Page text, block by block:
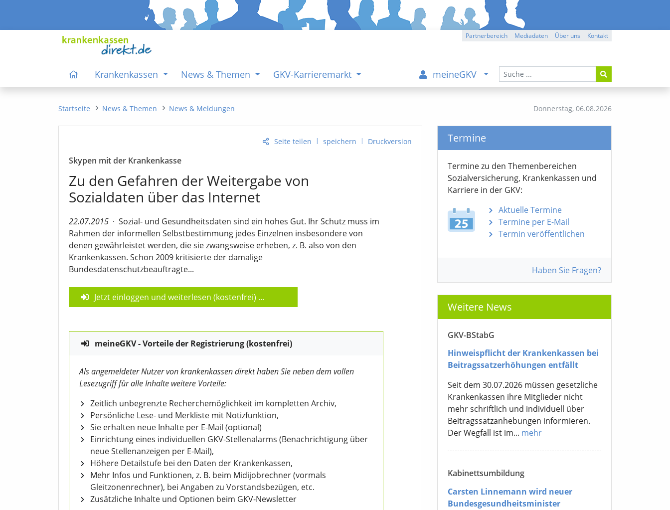
Partnerbereich Mediadaten Über uns Kontakt
Krankenkassen News & Themen GKV-Karrieremarkt meineGKV
Donnerstag, 06.08.2026
Startseite News & Themen News & Meldungen
Seite teilen | speichern | Druckversion
Skypen mit der Krankenkasse
Zu den Gefahren der Weitergabe von
Sozialdaten über das Internet
22.07.2015 · Sozial- und Gesundheitsdaten sind ein hohes Gut. Ihr Schutz muss im
Rahmen der informellen Selbstbestimmung jedes Einzelnen insbesondere von
denen gewährleistet werden, die sie zwangsweise erheben, z. B. also von den
Krankenkassen. Schon 2009 kritisierte der damalige
Bundesdatenschutzbeauftragte...
Jetzt einloggen und weiterlesen (kostenfrei) ...
meineGKV - Vorteile der Registrierung (kostenfrei)
Als angemeldeter Nutzer von krankenkassen direkt haben Sie neben dem vollen
Lesezugriff für alle Inhalte weitere Vorteile:
Zeitlich unbegrenzte Recherchemöglichkeit im kompletten Archiv,
Persönliche Lese- und Merkliste mit Notizfunktion,
Sie erhalten neue Inhalte per E-Mail (optional)
Einrichtung eines individuellen GKV-Stellenalarms (Benachrichtigung über
neue Stellenanzeigen per E-Mail),
Höhere Detailstufe bei den Daten der Krankenkassen,
Mehr Infos und Funktionen, z. B. beim Midijobrechner (vormals
Gleitzonenrechner), bei Angaben zu Vorstandsbezügen, etc.
Zusätzliche Inhalte und Optionen beim GKV-Newsletter
Termine
Termine zu den Themen­bereichen
Sozialver­sicherung, Krankenkassen und
Karriere in der GKV:
Aktuelle Termine
Termine per E-Mail
Termin veröffentlichen
Haben Sie Fragen?
Weitere News
GKV-BStabG
Hinweispflicht der Krankenkassen bei
Beitragssatzerhöhungen entfällt
Seit dem 30.07.2026 müssen gesetzliche
Krankenkassen ihre Mitglieder nicht
mehr schriftlich und individuell über
Beitragssatzanhebungen informieren.
Der Wegfall ist im... mehr
Kabinettsumbildung
Carsten Linnemann wird neuer
Bundesgesundheitsminister